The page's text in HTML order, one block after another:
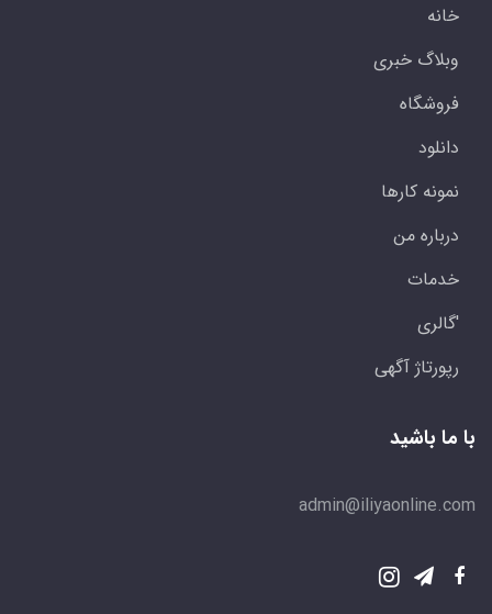
خانه
وبلاگ خبری
فروشگاه
دانلود
نمونه کارها
درباره من
خدمات
'گالری
رپورتاژ آگهی
با ما باشید
admin@iliyaonline.com